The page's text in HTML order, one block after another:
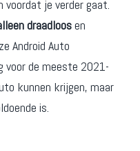
je verder gaat.
draadloosen
Android Auto
voor de meeste 2021-
kunnen krijgen, maar
is.